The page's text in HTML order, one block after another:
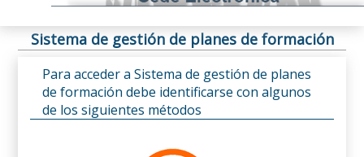
Sistema de gestión de planes de formación
Para acceder a Sistema de gestión de planes
de formación debe identificarse con algunos
de los siguientes métodos